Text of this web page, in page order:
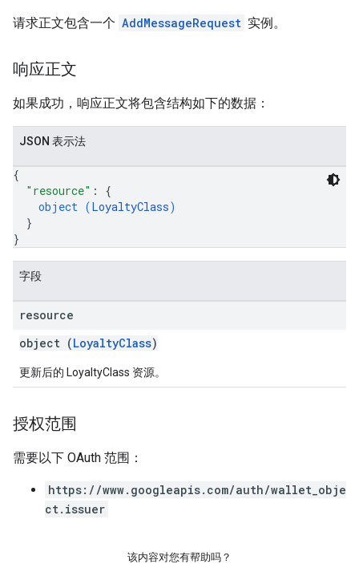
请求正文包含一个 AddMessageRequest 实例。
响应正文
如果成功，响应正文将包含结构如下的数据：
JSON 表示法
{
"resource" : {
object (LoyaltyClass)
}
}
字段
resource
object (LoyaltyClass)
更新后的 LoyaltyClass 资源。
授权范围
需要以下 OAuth 范围：
https://www.googleapis.com/auth/wallet_obje
ct.issuer
该内容对您有帮助吗？